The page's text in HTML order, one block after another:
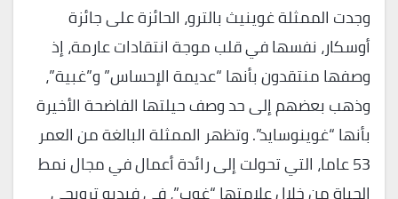
وجدت الممثلة غوينيث بالترو، الحائزة على جائزة
أوسكار، نفسها في قلب موجة انتقادات عارمة، إذ
وصفها منتقدون بأنها “عديمة الإحساس” و”غبية”،
وذهب بعضهم إلى حد وصف حيلتها الفاضحة الأخيرة
بأنها “غوينوسايد”. وتظهر الممثلة البالغة من العمر
53 عاما، التي تحولت إلى رائدة أعمال في مجال نمط
الحياة من خلال علامتها “غوب”، في فيديو ترويجي